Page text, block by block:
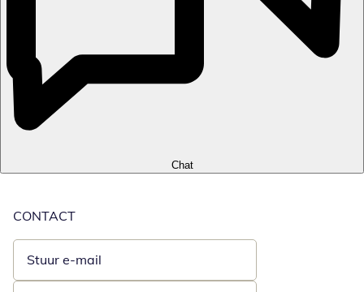
Chat
CONTACT
Stuur e-mail
Opent e-mailclient